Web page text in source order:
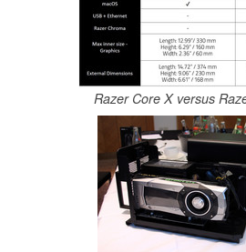
Razer Core X versus